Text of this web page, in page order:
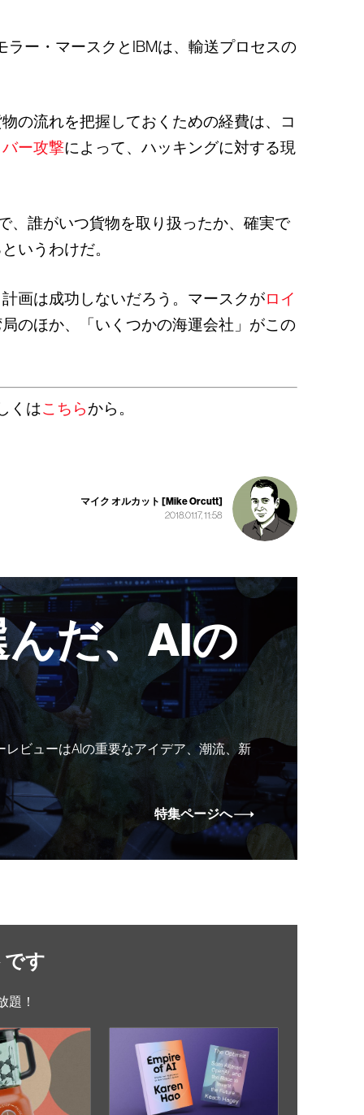
ー・マースクとIBMは、輸送プロセスの
の流れを把握しておくための経費は、コ
ー攻撃によって、ハッキングに対する現
、誰がいつ貨物を取り扱ったか、確実で
いうわけだ。
画は成功しないだろう。マースクがロイ
のほか、「いくつかの海運会社」がこの
くはこちらから。
マイク オルカット [Mike Orcutt]
2018.01.17, 11:58
だ、AIの
ビューはAIの重要なアイデア、潮流、新
特集ページへ
す
題！